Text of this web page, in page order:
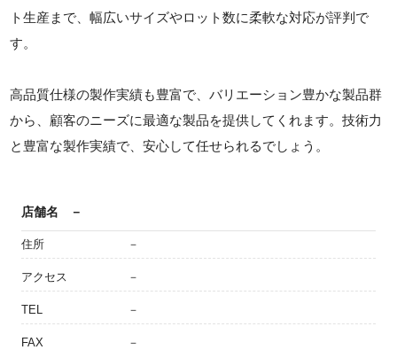
ト生産まで、幅広いサイズやロット数に柔軟な対応が評判で
す。
高品質仕様の製作実績も豊富で、バリエーション豊かな製品群
から、顧客のニーズに最適な製品を提供してくれます。技術力
と豊富な製作実績で、安心して任せられるでしょう。
店舗名 －
住所 －
アクセス －
TEL －
FAX －